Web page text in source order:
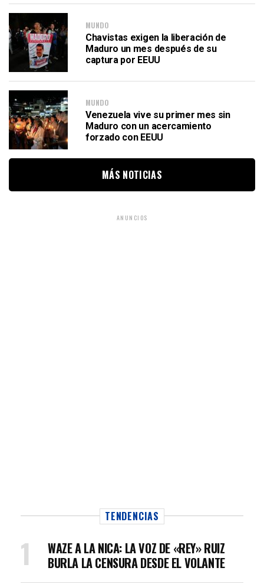
MUNDO
Chavistas exigen la liberación de
Maduro un mes después de su
captura por EEUU
MUNDO
Venezuela vive su primer mes sin
Maduro con un acercamiento
forzado con EEUU
MÁS NOTICIAS
ANUNCIOS
TENDENCIAS
WAZE A LA NICA: LA VOZ DE «REY» RUIZ
BURLA LA CENSURA DESDE EL VOLANTE